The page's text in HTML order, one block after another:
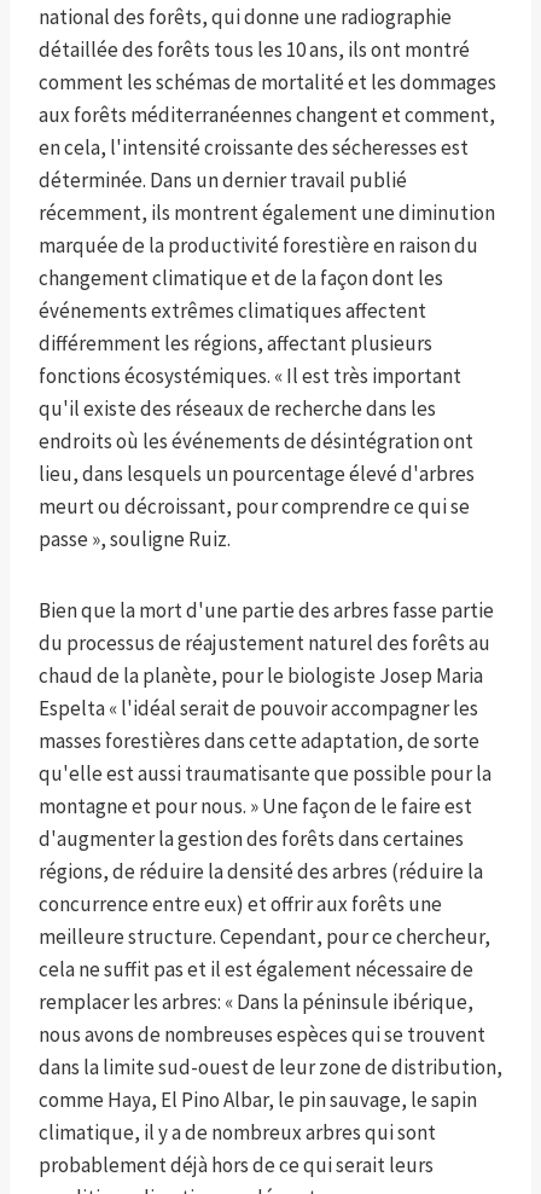
national des forêts, qui donne une radiographie
détaillée des forêts tous les 10 ans, ils ont montré
comment les schémas de mortalité et les dommages
aux forêts méditerranéennes changent et comment,
en cela, l'intensité croissante des sécheresses est
déterminée. Dans un dernier travail publié
récemment, ils montrent également une diminution
marquée de la productivité forestière en raison du
changement climatique et de la façon dont les
événements extrêmes climatiques affectent
différemment les régions, affectant plusieurs
fonctions écosystémiques. « Il est très important
qu'il existe des réseaux de recherche dans les
endroits où les événements de désintégration ont
lieu, dans lesquels un pourcentage élevé d'arbres
meurt ou décroissant, pour comprendre ce qui se
passe », souligne Ruiz.
Bien que la mort d'une partie des arbres fasse partie
du processus de réajustement naturel des forêts au
chaud de la planète, pour le biologiste Josep Maria
Espelta « l'idéal serait de pouvoir accompagner les
masses forestières dans cette adaptation, de sorte
qu'elle est aussi traumatisante que possible pour la
montagne et pour nous. » Une façon de le faire est
d'augmenter la gestion des forêts dans certaines
régions, de réduire la densité des arbres (réduire la
concurrence entre eux) et offrir aux forêts une
meilleure structure. Cependant, pour ce chercheur,
cela ne suffit pas et il est également nécessaire de
remplacer les arbres: « Dans la péninsule ibérique,
nous avons de nombreuses espèces qui se trouvent
dans la limite sud-ouest de leur zone de distribution,
comme Haya, El Pino Albar, le pin sauvage, le sapin
climatique, il y a de nombreux arbres qui sont
probablement déjà hors de ce qui serait leurs